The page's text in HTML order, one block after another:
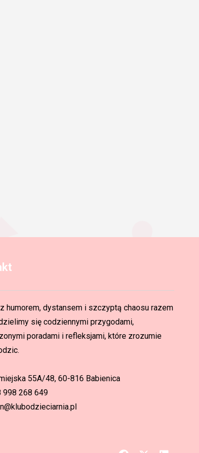
humorem, dystansem i szczyptą chaosu razem
się codziennymi przygodami,
poradami i refleksjami, które zrozumie
55A/48, 60-816 Babienica
268 649